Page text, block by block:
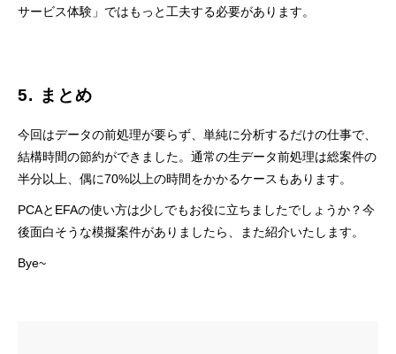
サービス体験」ではもっと工夫する必要があります。
5. まとめ
今回はデータの前処理が要らず、単純に分析するだけの仕事で、
結構時間の節約ができました。通常の生データ前処理は総案件の
半分以上、偶に70%以上の時間をかかるケースもあります。
PCAとEFAの使い方は少しでもお役に立ちましたでしょうか？今
後面白そうな模擬案件がありましたら、また紹介いたします。
Bye~